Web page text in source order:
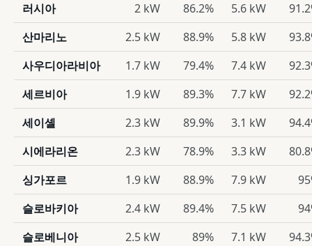
러시아
2 kW 86.2% 5.6 kW
산마리노
2.5 kW 88.9% 5.8 kW
사우디아라비아
1.7 kW 79.4% 7.4 kW
세르비아
1.9 kW 89.3% 7.7 kW
세이셸
2.3 kW 89.9% 3.1 kW
시에라리온
2.3 kW 78.9% 3.3 kW
싱가포르
1.9 kW 88.9% 7.9 kW
슬로바키아
2.4 kW 89.4% 7.5 kW
슬로베니아
2.5 kW 89% 7.1 kW